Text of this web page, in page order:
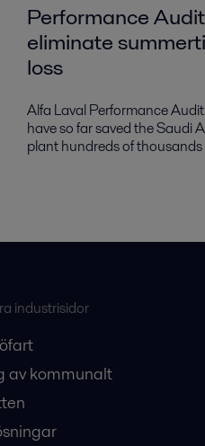
Performance
eliminate
loss
Alfa Laval Performance
have so far saved the Saudi
plant hundreds of thousands
industrisidor
av kommunalt